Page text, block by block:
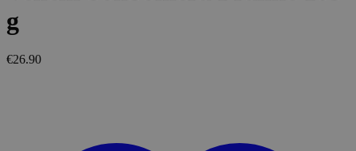
g
€26.90